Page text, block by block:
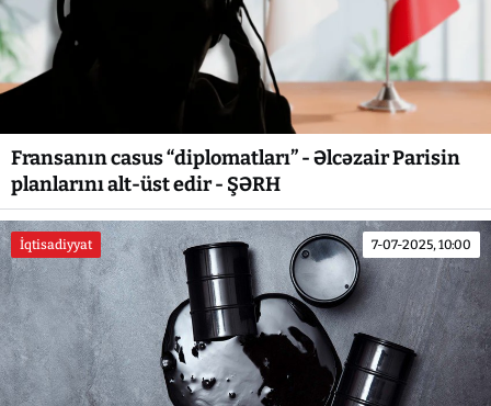
Fransanın casus “diplomatları” - Əlcəzair Parisin
planlarını alt-üst edir - ŞƏRH
İqtisadiyyat 7-07-2025, 10:00